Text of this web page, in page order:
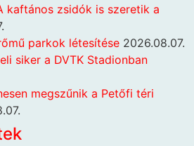
kaftános zsidók is szeretik a
parkok létesítése 2026.08.07.
siker a DVTK Stadionban
megszűnik a Petőfi téri